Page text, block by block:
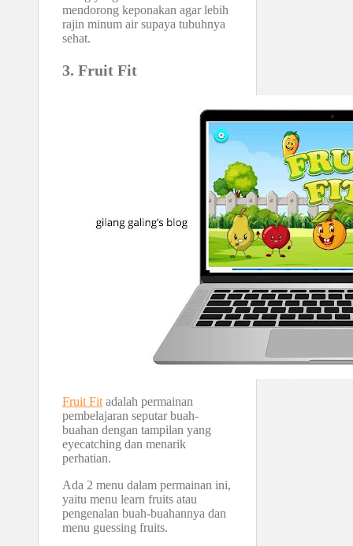
mendorong keponakan agar lebih
rajin minum air supaya tubuhnya
sehat.
3. Fruit Fit
Fruit Fit adalah permainan
pembelajaran seputar buah-
buahan dengan tampilan yang
eyecatching dan menarik
perhatian.
Ada 2 menu dalam permainan ini,
yaitu menu learn fruits atau
pengenalan buah-buahannya dan
menu guessing fruits.